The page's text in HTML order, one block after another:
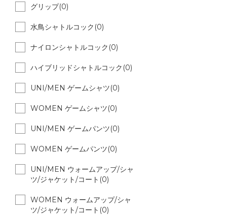
グリップ(0)
水鳥シャトルコック(0)
ナイロンシャトルコック(0)
ハイブリッドシャトルコック(0)
UNI/MEN ゲームシャツ(0)
WOMEN ゲームシャツ(0)
UNI/MEN ゲームパンツ(0)
WOMEN ゲームパンツ(0)
UNI/MEN ウォームアップ/シャ
ツ/ジャケット/コート(0)
WOMEN ウォームアップ/シャ
ツ/ジャケット/コート(0)